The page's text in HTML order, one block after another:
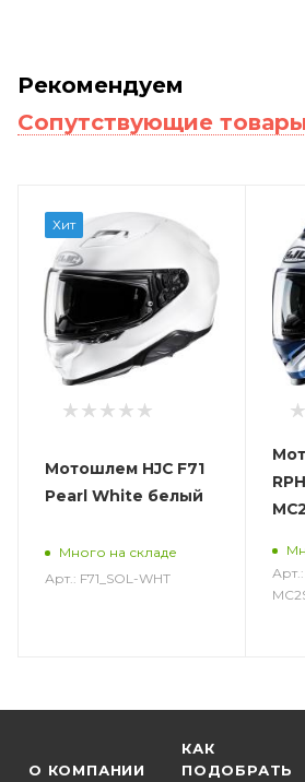
Рекомендуем
Сопутствующие
Хит
Мотошлем HJC F71
Pearl White белый
Много на складе
Арт.: F71_SOL-WHT
О КОМПАНИИ
КАК
ПОДОБРАТЬ